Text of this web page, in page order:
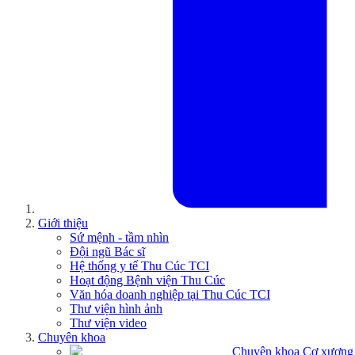
Giới thiệu
Sứ mệnh - tầm nhìn
Đội ngũ Bác sĩ
Hệ thống y tế Thu Cúc TCI
Hoạt động Bệnh viện Thu Cúc
Văn hóa doanh nghiệp tại Thu Cúc TCI
Thư viện hình ảnh
Thư viện video
Chuyên khoa
Chuyên khoa Cơ